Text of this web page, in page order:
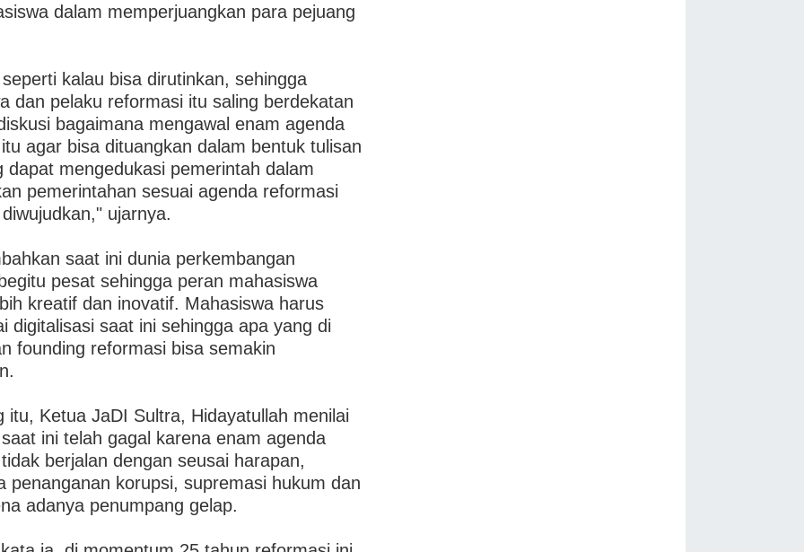
dalam memperjuangkan para pejuang
kalau bisa dirutinkan, sehingga
dan pelaku reformasi itu saling berdekatan
bagaimana mengawal enam agenda
agar bisa dituangkan dalam bentuk tulisan
dapat mengedukasi pemerintah dalam
pemerintahan sesuai agenda reformasi
ujarnya.
saat ini dunia perkembangan
pesat sehingga peran mahasiswa
kreatif dan inovatif. Mahasiswa harus
digitalisasi saat ini sehingga apa yang di
founding reformasi bisa semakin
itu, Ketua JaDI Sultra, Hidayatullah menilai
ini telah gagal karena enam agenda
berjalan dengan seusai harapan,
penanganan korupsi, supremasi hukum dan
adanya penumpang gelap.